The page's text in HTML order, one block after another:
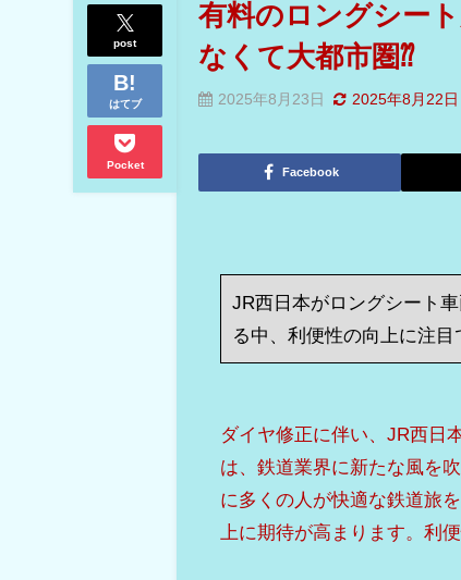
post
はてブ
Pocket
有料のロングシー
なくて大都市圏⁇
2025年8月23日 2025年8月22日
Facebook
JR西日本がロングシート
る中、利便性の向上に注目
ダイヤ修正に伴い、JR西日
は、鉄道業界に新たな風を
に多くの人が快適な鉄道旅
上に期待が高まります。利